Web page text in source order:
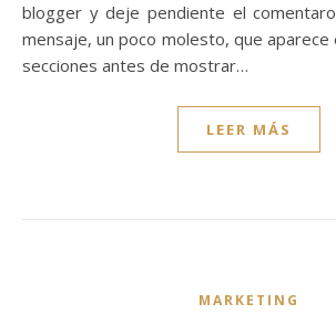
blogger y deje pendiente el
mensaje, un poco molesto, que aparece
secciones antes de mostrar…
LEER MÁS
MARKETING